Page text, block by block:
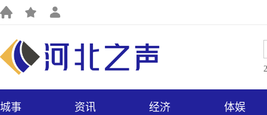
城事 资讯 经济 体娱